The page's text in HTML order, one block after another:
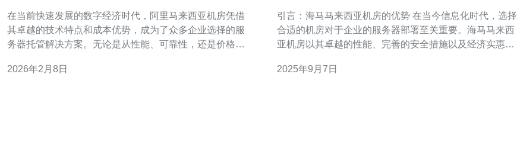
在当前快速发展的数字经济时代，阿里马来西亚机房凭借
其卓越的技术特点和成本优势，成为了众多企业选择的服
务器托管解决方案。无论是从性能、可靠性，还是价格的
选择之一。本文将详细评测阿里马来西亚机房的技术特
2026年2月8日
引言：海马马来西亚机房的优势 在当今信息化时代，选择
合适的机房对于企业的服务器部署至关重要。海马马来西
亚机房以其卓越的性能、完善的安全措施以及经济实惠的
技术规格上，还是在服务上，海马马来西亚机房都展现出
2025年9月7日